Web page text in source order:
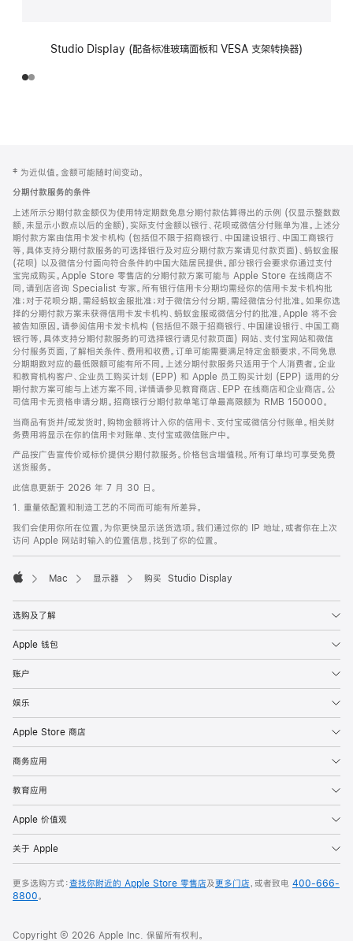
Studio Display (配备标准玻璃面板和 VESA 支架转换器)
页
页
脚
注
‡ 为近似值。金额可能随时间变动。
分期付款服务的条件
上述所示分期付款金额仅为使用特定期数免息分期付款估算得出的示例 (仅显示整数数
额，未显示小数点以后的金额)，实际支付金额以银行、花呗或微信分付账单为准。上述分
期付款方案由信用卡发卡机构 (包括但不限于招商银行、中国建设银行、中国工商银行
等，具体支持分期付款服务的可选择银行及对应分期付款方案请见付款页面)、蚂蚁金服
(花呗) 以及微信分付面向符合条件的中国大陆居民提供。部分银行会要求你通过支付
宝完成购买。Apple Store 零售店的分期付款方案可能与 Apple Store 在线商店不
同，请到店咨询 Specialist 专家。所有银行信用卡分期均需经你的信用卡发卡机构批
准；对于花呗分期，需经蚂蚁金服批准；对于微信分付分期，需经微信分付批准。如果你选
择的分期付款方案未获得信用卡发卡机构、蚂蚁金服或微信分付的批准，Apple 将不会
被告知原因。请参阅信用卡发卡机构 (包括但不限于招商银行、中国建设银行、中国工商
银行等，具体支持分期付款服务的可选择银行请见付款页面) 网站、支付宝网站和微信
分付服务页面，了解相关条件、费用和收费。订单可能需要满足特定金额要求，不同免息
分期期数对应的最低限额可能有所不同。上述分期付款服务只适用于个人消费者。企业
和教育机构客户、企业员工购买计划 (EPP) 和 Apple 员工购买计划 (EPP) 适用的分
期付款方案可能与上述方案不同，详情请参见教育商店、EPP 在线商店和企业商店。公
司信用卡无资格申请分期。招商银行分期付款单笔订单最高限额为 RMB 150000。
当商品有货并/或发货时，购物金额将计入你的信用卡、支付宝或微信分付账单。相关财
务费用将显示在你的信用卡对账单、支付宝或微信账户中。
产品按广告宣传价或标价提供分期付款服务。价格包含增值税。所有订单均可享受免费
送货服务。
此信息更新于 2026 年 7 月 30 日。
1. 重量依配置和制造工艺的不同而可能有所差异。
我们会使用你所在位置，为你更快显示送货选项。我们通过你的 IP 地址，或者你在上次
访问 Apple 网站时输入的位置信息，找到了你的位置。
Mac 显示器 购买 Studio Display
选购及了解
Apple 钱包
账户
娱乐
Apple Store 商店
商务应用
教育应用
Apple 价值观
关于 Apple
更多选购方式：查找你附近的 Apple Store 零售店及更多门店，或者致电 400-666-
8800。
Copyright © 2026 Apple Inc. 保留所有权利。